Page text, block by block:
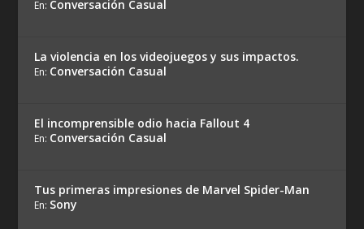
En: Conversación Casual
La violencia en los videojuegos y sus impactos.
En: Conversación Casual
El incomprensible odio hacia Fallout 4
En: Conversación Casual
Tus primeras impresiones de Marvel Spider-Man
En: Sony